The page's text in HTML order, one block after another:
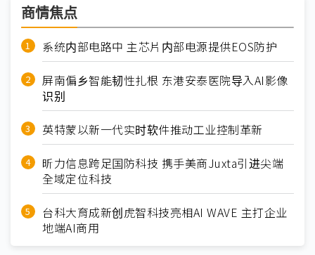
商情焦点
系统内部电路中 主芯片内部电源提供EOS防护
屏南偏乡智能韧性扎根 东港安泰医院导入AI影像
识别
英特蒙以新一代实时软件推动工业控制革新
昕力信息跨足国防科技 携手美商Juxta引进尖端
全域定位科技
台科大育成新创虎智科技亮相AI WAVE 主打企业
地端AI商用